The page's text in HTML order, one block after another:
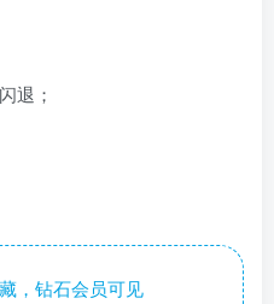
退；
，钻石会员可见